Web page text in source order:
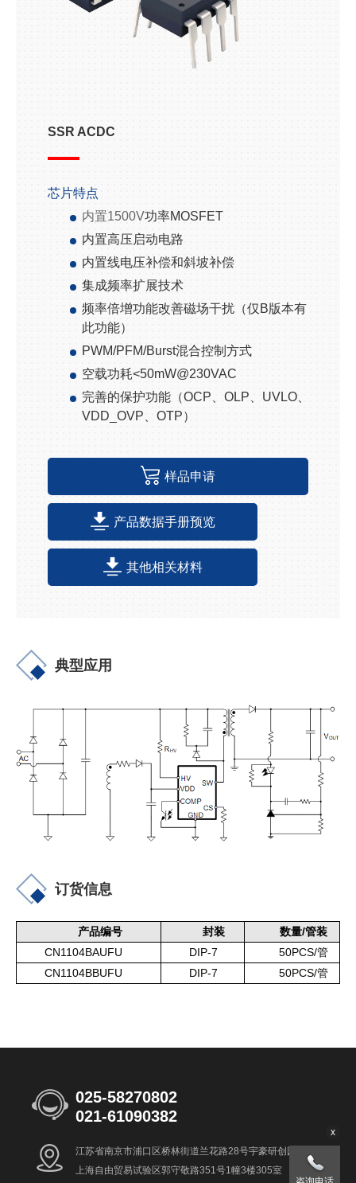
SSR ACDC
芯片特点
内置1500V功率MOSFET
内置高压启动电路
内置线电压补偿和斜坡补偿
集成频率扩展技术
频率倍增功能改善磁场干扰（仅 B版本有
此功能）
PWM/PFM/Burst混合控制方式
空载功耗<50mW@230VAC
完善的保护功能（OCP OLP UVLO
VDD_OVP
OTP）
样品申请
产品数据手册预览
其他相关材料
典型应用
订货信息
产品编号 封装 数量/管装
CN1104BAUFU DIP-7 50PCS/管
CN1104BBUFU DIP-7 50PCS/管
025-58270802
021-61090382
江苏省南京市浦口区桥林街道兰花路28号宇豪研创园8号楼
上海自由贸易试验区郭守敬路351号1幢3楼305室
x